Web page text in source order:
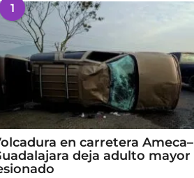
1
en carretera Ameca–
deja adulto mayor